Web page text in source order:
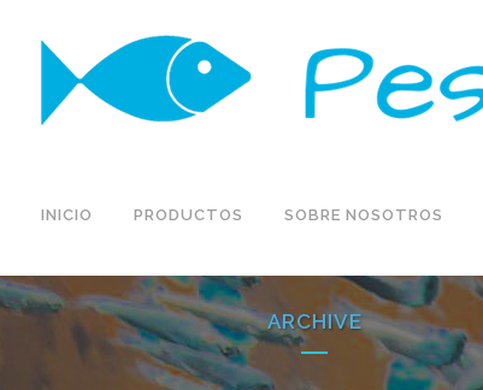
INICIO PRODUCTOS SOBRE NOSOTROS
ARCHIVE